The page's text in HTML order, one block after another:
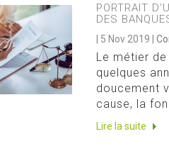
PORTRAIT
DES
5 Nov 2019 |
Le métier
quelques
doucement
cause, la
Lire la suite